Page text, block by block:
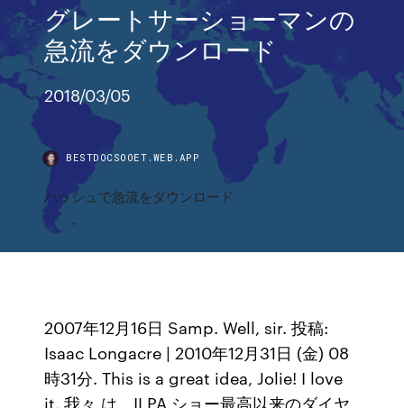
グレートサーショーマンの
急流をダウンロード
2018/03/05
BESTDOCSOOET.WEB.APP
ハッシュで急流をダウンロード
2007年12月16日 Samp. Well, sir. 投稿:
Isaac Longacre | 2010年12月31日 (金) 08
時31分. This is a great idea, Jolie! I love
it. 我々 は、ILPA ショー最高以来のダイヤ